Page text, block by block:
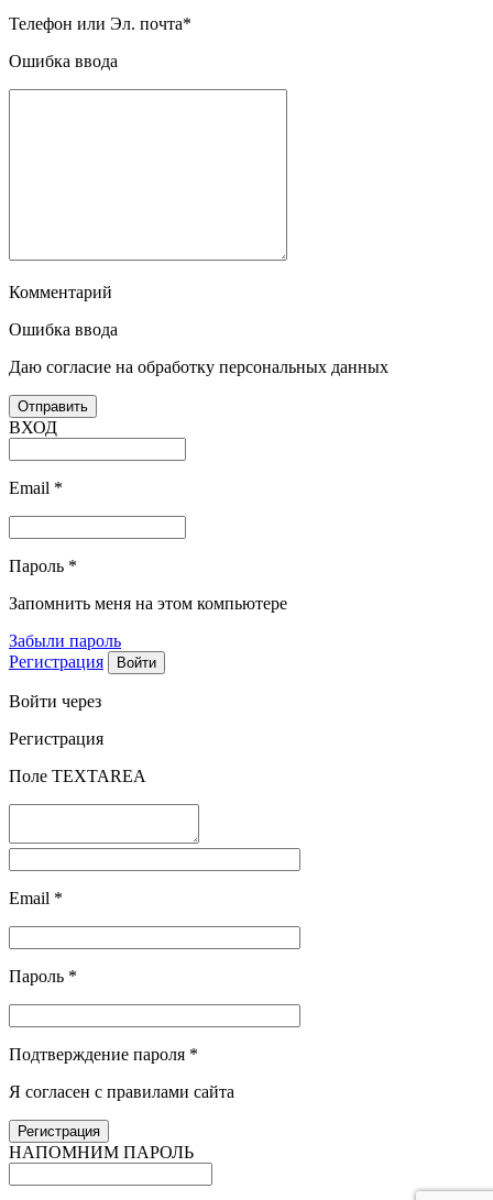
Телефон или Эл. почта*
Ошибка ввода
Комментарий
Ошибка ввода
Даю согласие на обработку персональных данных
ВХОД
Email *
Пароль *
Запомнить меня на этом компьютере
Забыли пароль
Регистрация
Войти через
Регистрация
Поле TEXTAREA
Email *
Пароль *
Подтверждение пароля *
Я согласен с правилами сайта
НАПОМНИМ ПАРОЛЬ